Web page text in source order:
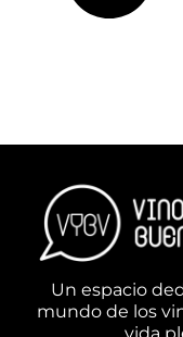
Un espacio
mundo de los